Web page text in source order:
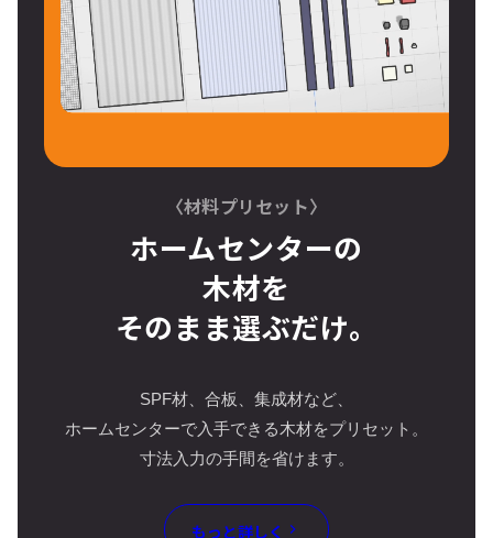
〈材料プリセット〉
ホームセンターの
木材を
そのまま選ぶだけ。
SPF材、合板、集成材など、
ホームセンターで入手できる木材をプリセット。
寸法入力の手間を省けます。
もっと詳しく